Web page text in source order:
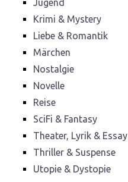
Jugend
Krimi & Mystery
Liebe & Romantik
Märchen
Nostalgie
Novelle
Reise
SciFi & Fantasy
Theater, Lyrik & Essay
Thriller & Suspense
Utopie & Dystopie